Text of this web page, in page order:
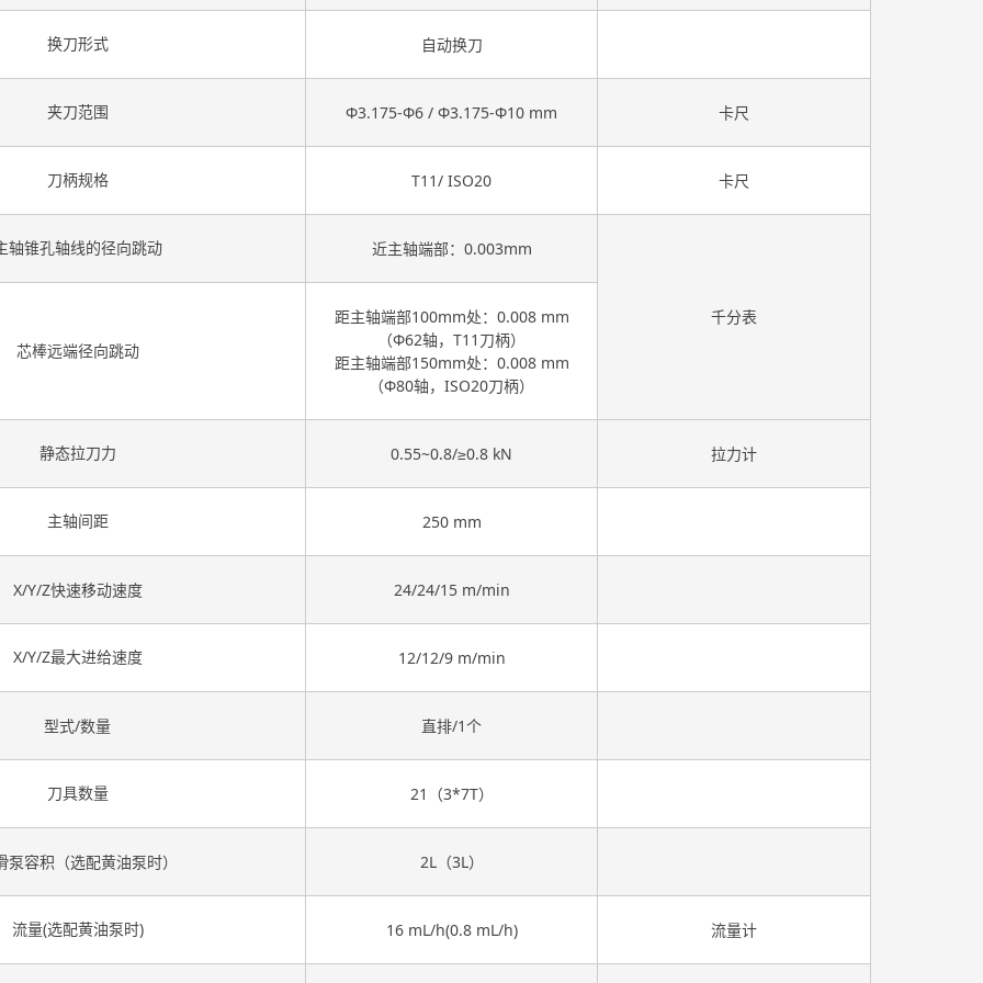
换刀形式 自动换刀
夹刀范围 Φ3.175-Φ6 / Φ3.175-Φ10 mm 卡尺
刀柄规格 T11/ ISO20 卡尺
轴锥孔轴线的径向跳动 近主轴端部：0.003mm
千分表
芯棒远端径向跳动
距主轴端部100mm处：0.008 mm
（Φ62轴，T11刀柄）
距主轴端部150mm处：0.008 mm
（Φ80轴，ISO20刀柄）
静态拉刀力 0.55~0.8/≥0.8 kN 拉力计
主轴间距 250 mm
X/Y/Z快速移动速度 24/24/15 m/min
X/Y/Z最大进给速度 12/12/9 m/min
型式/数量 直排/1个
刀具数量 21（3*7T）
泵容积（选配黄油泵时） 2L（3L）
流量(选配黄油泵时) 16 mL/h(0.8 mL/h) 流量计